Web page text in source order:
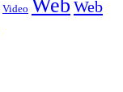
Video
Web